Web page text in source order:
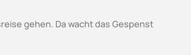
gehen. Da wacht das Gespenst